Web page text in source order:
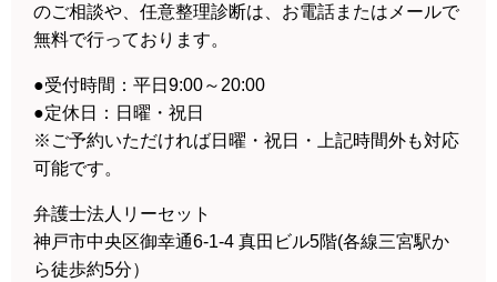
のご相談や、任意整理診断は、お電話またはメールで
無料で行っております。
●受付時間：平日9:00～20:00
●定休日：日曜・祝日
※ ご予約いただければ日曜・祝日・上記時間外も対応
可能です。
弁護士法人リーセット
神戸市中央区御幸通6-1-4 真田ビル5階(各線三宮駅か
ら徒歩約5分）